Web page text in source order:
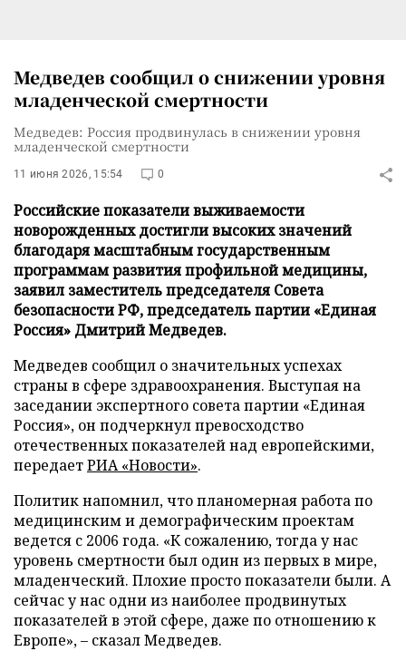
Медведев сообщил о снижении уровня
младенческой смертности
Медведев: Россия продвинулась в снижении уровня
младенческой смертности
11 июня 2026, 15:54 0
Российские показатели выживаемости
новорожденных достигли высоких значений
благодаря масштабным государственным
программам развития профильной медицины,
заявил заместитель председателя Совета
безопасности РФ, председатель партии «Единая
Россия» Дмитрий Медведев.
Медведев сообщил о значительных успехах
страны в сфере здравоохранения. Выступая на
заседании экспертного совета партии «Единая
Россия», он подчеркнул превосходство
отечественных показателей над европейскими,
передаетРИА «Новости».
Политик напомнил, что планомерная работа по
медицинским и демографическим проектам
ведется с 2006 года. «К сожалению, тогда у нас
уровень смертности был один из первых в мире,
младенческий. Плохие просто показатели были. А
сейчас у нас одни из наиболее продвинутых
показателей в этой сфере, даже по отношению к
Европе», – сказал Медведев.